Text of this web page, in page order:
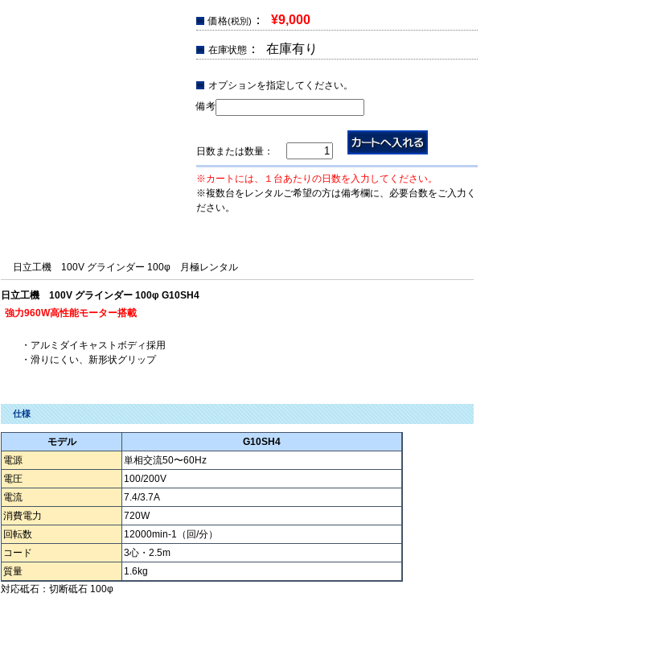
価格(税別) ： ¥9,000
在庫状態： 在庫有り
オプションを指定してください。
備考
日数または数量：
※カートには、１台あたりの日数を入力してください。
※複数台をレンタルご希望の方は備考欄に、必要台数をご入力く
ださい。
日立工機 100V グラインダー 100φ 月極レンタル
日立工機 100V グラインダー 100φ G10SH4
強力960W高性能モーター搭載
・アルミダイキャストボディ採用
・滑りにくい、新形状グリップ
仕様
モデル
G10SH4
電源
単相交流50〜60Hz
電圧
100/200V
電流
7.4/3.7A
消費電力
720W
回転数
12000min-1（回/分）
コード
3心・2.5m
質量
1.6kg
対応砥石：切断砥石 100φ